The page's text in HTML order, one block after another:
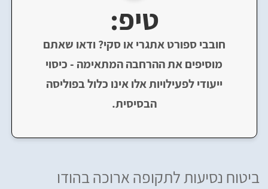
טיפ:
חובבי ספורט אתגרי או סקי? ודאו שאתם
מוסיפים את ההרחבה המתאימה - כיסוי
ייעודי לפעילויות אלו אינו כלול בפוליסה
הבסיסית.
ביטוח נסיעות לתקופה ארוכה בהודו